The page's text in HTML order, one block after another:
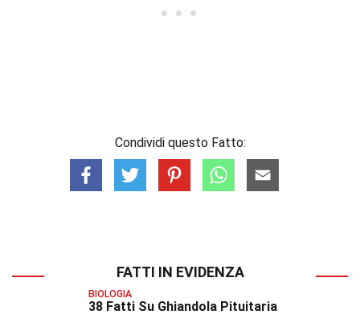
Condividi questo Fatto:
FATTI IN EVIDENZA
BIOLOGIA
38 Fatti Su Ghiandola Pituitaria